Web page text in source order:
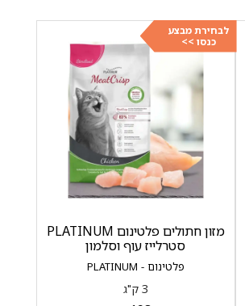
לבחירת מבצע
כנסו >>
פלטינום - PLATINUM
מזון חתולים פלטינום PLATINUM
סטרלייז עוף וסלמון
3 ק"ג